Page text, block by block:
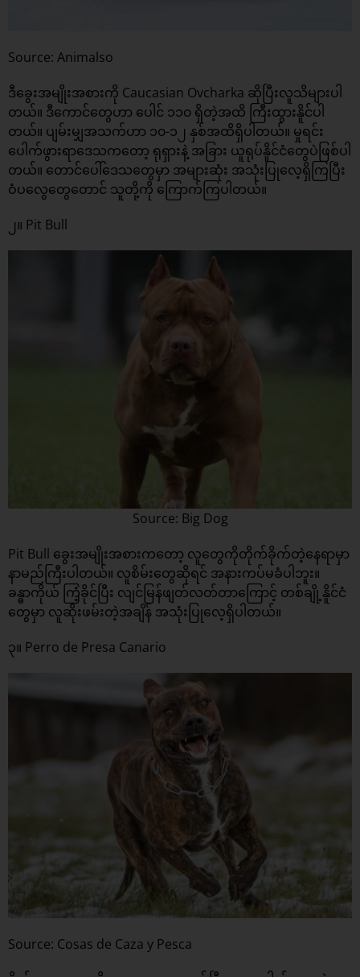
Source: Animalso
ဒီခွေးအမျိုးအစားကို Caucasian Ovcharka ဆိုပြီးလူသိများပါ
တယ်။ ဒီကောင်တွေဟာ ပေါင် ၁၁၀ ရှိတဲ့အထိ ကြီးထွားနိူင်ပါ
တယ်။ ပျမ်းမျှအသက်ဟာ ၁၀-၁၂ နှစ်အထိရှိပါတယ်။ မှုရင်း
ပေါက်ဖွားရာဒေသကတော့ ရုရှားနဲ့ အခြား ယူရုပ်နိူင်ငံတွေပဲဖြစ်ပါ
တယ်။ တောင်ပေါ်ဒေသတွေမှာ အများဆုံး အသုံးပြုလေ့ရှိကြပြီး
ဝံပလွေတွေတောင် သူတို့ကို ကြောက်ကြပါတယ်။
၂။ Pit Bull
Source: Big Dog
Pit Bull ခွေးအမျိုးအစားကတော့ လူတွေကိုတိုက်ခိုက်တဲ့နေရာမှာ
နာမည်ကြီးပါတယ်။ လူစိမ်းတွေဆိုရင် အနားကပ်မခံပါဘူး။
ခန္ဓာကိုယ် ကြံ့ခိုင်ပြီး လျင်မြန်ဖျတ်လတ်တာကြောင့် တစ်ချို့နိူင်ငံ
တွေမှာ လူဆိုးဖမ်းတဲ့အချိန် အသုံးပြုလေ့ရှိပါတယ်။
၃။ Perro de Presa Canario
Source: Cosas de Caza y Pesca